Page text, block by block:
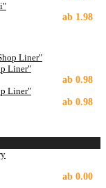
ab 1.98
Liner"
ab 0.98
Liner"
ab 0.98
ab 0.00